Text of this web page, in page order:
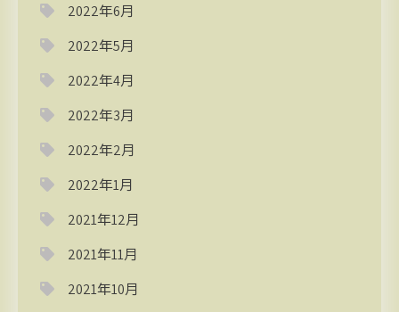
2022年6月
2022年5月
2022年4月
2022年3月
2022年2月
2022年1月
2021年12月
2021年11月
2021年10月